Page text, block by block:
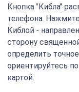
Кнопка "Кибла"
телефона.
Киблой -
сторону
определить
ориентируйтесь
картой.